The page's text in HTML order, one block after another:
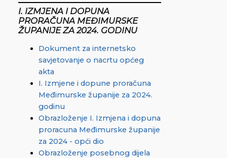
I. IZMJENA I DOPUNA
PRORAČUNA MEĐIMURSKE
ŽUPANIJE ZA 2024. GODINU
Dokument za internetsko
savjetovanje o nacrtu općeg
akta
I. Izmjene i dopune proračuna
Međimurske županije za 2024.
godinu
Obrazloženje I. Izmjena i dopuna
proracuna Međimurske županije
za 2024 - opći dio
Obrazloženje posebnog dijela